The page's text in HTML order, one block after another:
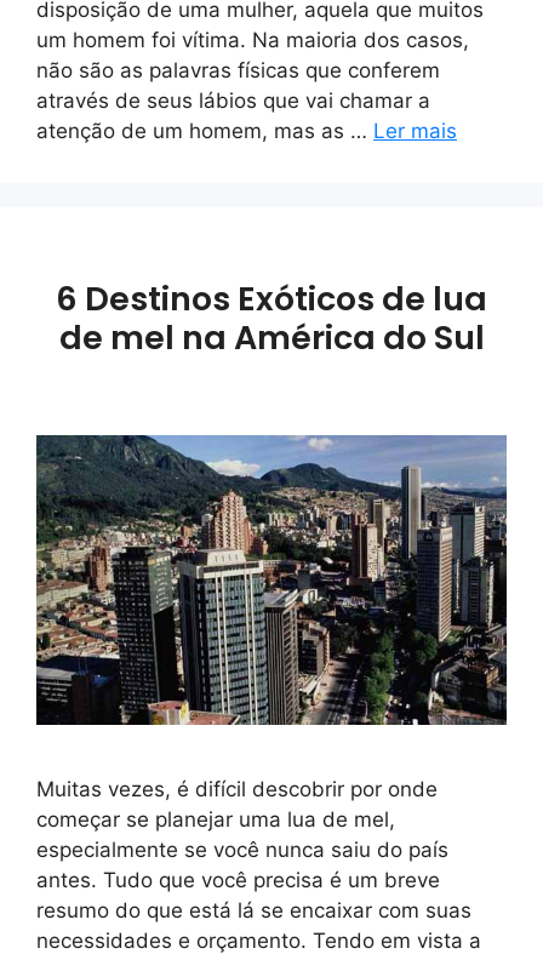
disposição de uma mulher, aquela que muitos
um homem foi vítima. Na maioria dos casos,
não são as palavras físicas que conferem
através de seus lábios que vai chamar a
atenção de um homem, mas as … Ler mais
6 Destinos Exóticos de lua
de mel na América do Sul
Muitas vezes, é difícil descobrir por onde
começar se planejar uma lua de mel,
especialmente se você nunca saiu do país
antes. Tudo que você precisa é um breve
resumo do que está lá se encaixar com suas
necessidades e orçamento. Tendo em vista a